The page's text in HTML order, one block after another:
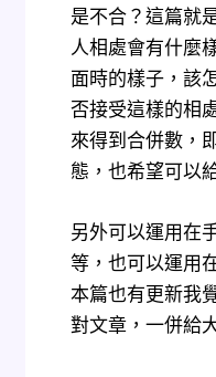
是不合？這篇就
人相處會有什麼
面時的樣子，該
否接受這樣的相
來得到合併數，
態，也希望可以
另外可以運用在
等，也可以運用
本篇也有更新我
對文章，一併給